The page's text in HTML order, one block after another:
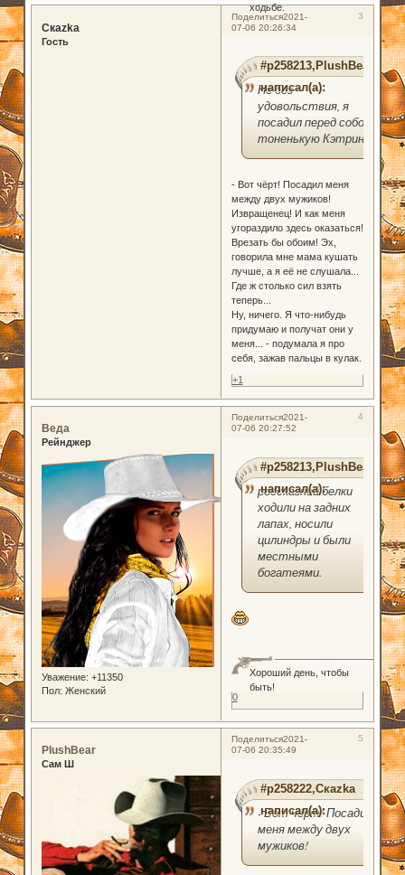
ходьбе.
Поделиться 3
2021-
07-06 20:26:34
Скаzka
Гость
#p258213,PlushBear
написал(а):
Не без
удовольствия, я
посадил перед собой
тоненькую Кэтрин:
- Вот чёрт! Посадил меня
между двух мужиков!
Извращенец! И как меня
угораздило здесь оказаться!
Врезать бы обоим! Эх,
говорила мне мама кушать
лучше, а я её не слушала...
Где ж столько сил взять
теперь...
Ну, ничего. Я что-нибудь
придумаю и получат они у
меня... - подумала я про
себя, зажав пальцы в кулак.
+1
Поделиться 4
2021-
07-06 20:27:52
Веда
Рейнджер
Уважение: +11350
Пол: Женский
#p258213,PlushBear
написал(а):
россказней белки
ходили на задних
лапах, носили
цилиндры и были
местными
богатеями.
Хороший день, чтобы
быть!
0
Поделиться 5
2021-
07-06 20:35:49
PlushBear
Сам Ш
#p258222,Скаzka
написал(а):
- Вот чёрт! Посадил
меня между двух
мужиков!